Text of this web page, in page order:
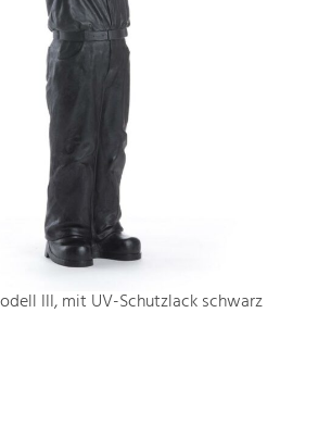
III, mit UV-Schutzlack schwarz